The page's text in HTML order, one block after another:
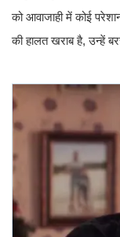
को आवाजाही में कोई
की हालत खराब है, उन्हें